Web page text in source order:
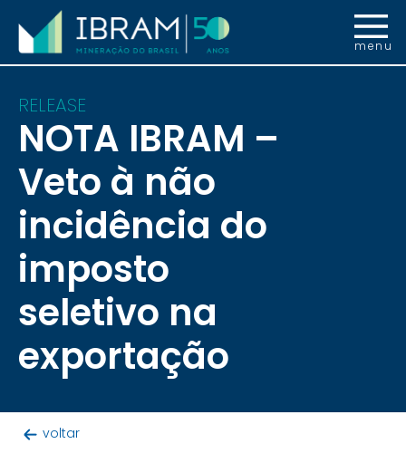
menu
RELEASE
NOTA IBRAM –
Veto à não
incidência do
imposto
seletivo na
exportação
voltar